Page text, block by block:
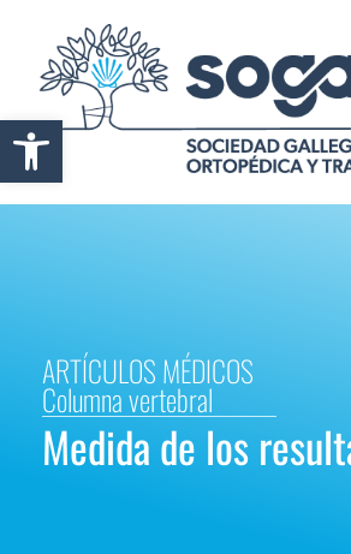
Abrir barra de herramientas
ARTÍCULOS MÉDICOS
Columna vertebral
Medida de los